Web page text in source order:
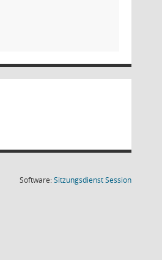
Software:SitzungsdienstSession(Wird in